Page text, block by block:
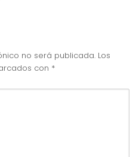
no será publicada. Los
con *